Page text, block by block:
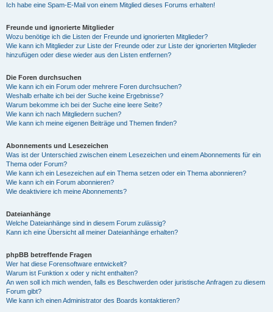
Ich habe eine Spam-E-Mail von einem Mitglied dieses Forums erhalten!
Freunde und ignorierte Mitglieder
Wozu benötige ich die Listen der Freunde und ignorierten Mitglieder?
Wie kann ich Mitglieder zur Liste der Freunde oder zur Liste der ignorierten Mitglieder
hinzufügen oder diese wieder aus den Listen entfernen?
Die Foren durchsuchen
Wie kann ich ein Forum oder mehrere Foren durchsuchen?
Weshalb erhalte ich bei der Suche keine Ergebnisse?
Warum bekomme ich bei der Suche eine leere Seite?
Wie kann ich nach Mitgliedern suchen?
Wie kann ich meine eigenen Beiträge und Themen finden?
Abonnements und Lesezeichen
Was ist der Unterschied zwischen einem Lesezeichen und einem Abonnements für ein
Thema oder Forum?
Wie kann ich ein Lesezeichen auf ein Thema setzen oder ein Thema abonnieren?
Wie kann ich ein Forum abonnieren?
Wie deaktiviere ich meine Abonnements?
Dateianhänge
Welche Dateianhänge sind in diesem Forum zulässig?
Kann ich eine Übersicht all meiner Dateianhänge erhalten?
phpBB betreffende Fragen
Wer hat diese Forensoftware entwickelt?
Warum ist Funktion x oder y nicht enthalten?
An wen soll ich mich wenden, falls es Beschwerden oder juristische Anfragen zu diesem
Forum gibt?
Wie kann ich einen Administrator des Boards kontaktieren?